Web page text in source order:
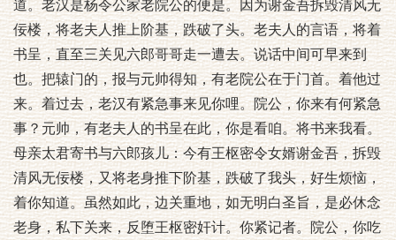
道。老汉是杨令公家老院公的便是。因为谢金吾拆毁清风无
佞楼，将老夫人推上阶基，跌破了头。老夫人的言语，将着
书呈，直至三关见六郎哥哥走一遭去。说话中间可早来到
也。把辕门的，报与元帅得知，有老院公在于门首。着他过
来。着过去，老汉有紧急事来见你哩。院公，你来有何紧急
事？元帅，有老夫人的书呈在此，你是看咱。将书来我看。
母亲太君寄书与六郎孩儿：今有王枢密令女婿谢金吾，拆毁
清风无佞楼，又将老身推下阶基，跌破了我头，好生烦恼，
着你知道。虽然如此，边关重地，如无明白圣旨，是必休念
老身，私下关来，反堕王枢密奸计。你紧记者。院公，你吃